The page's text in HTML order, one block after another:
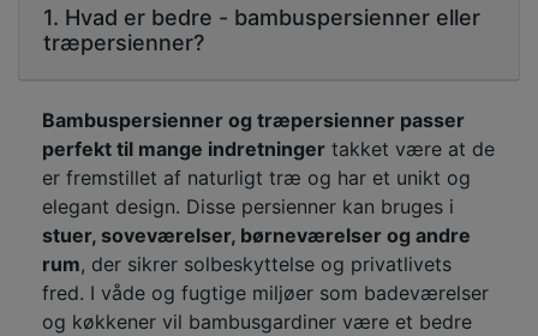
1. Hvad er bedre - bambuspersienner eller
træpersienner?
Bambuspersienner og træpersienner passer
perfekt til mange indretninger takket være at de
er fremstillet af naturligt træ og har et unikt og
elegant design. Disse persienner kan bruges i
stuer, soveværelser, børneværelser og andre
rum, der sikrer solbeskyttelse og privatlivets
fred. I våde og fugtige miljøer som badeværelser
og køkkener vil bambusgardiner være et bedre